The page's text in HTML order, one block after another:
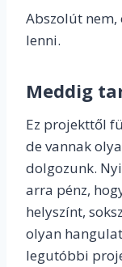
Abszolút
lenni.
Meddig
Ez projekttől
de vannak
dolgozunk.
arra pénz,
helyszínt,
olyan
legutóbbi